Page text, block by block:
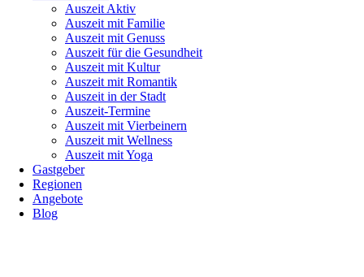
Auszeit Aktiv
Auszeit mit Familie
Auszeit mit Genuss
Auszeit für die Gesundheit
Auszeit mit Kultur
Auszeit mit Romantik
Auszeit in der Stadt
Auszeit-Termine
Auszeit mit Vierbeinern
Auszeit mit Wellness
Auszeit mit Yoga
Gastgeber
Regionen
Angebote
Blog